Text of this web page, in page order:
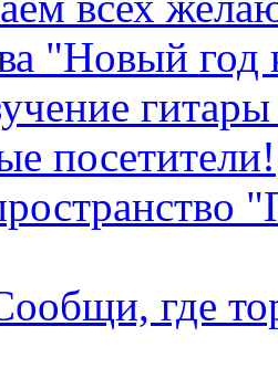
"Новый год
посетители!
где